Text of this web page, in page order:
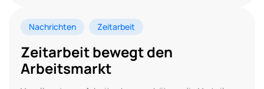
Nachrichten Zeitarbeit
Zeitarbeit bewegt den
Arbeitsmarkt